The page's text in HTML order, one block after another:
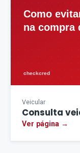
Veicular
Consulta
Ver página →